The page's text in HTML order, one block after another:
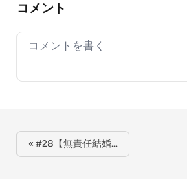
コメント
Your comment
« #28【無責任結婚…